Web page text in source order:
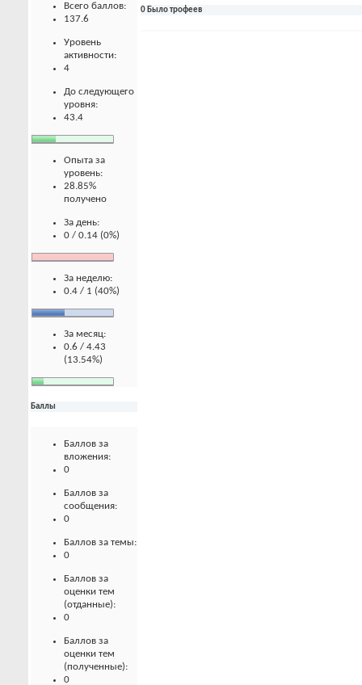
Всего баллов:
137.6
Уровень
активности:
4
До следующего
уровня:
43.4
Опыта за
уровень:
28.85%
получено
За день:
0 / 0.14 (0%)
За неделю:
0.4 / 1 (40%)
За месяц:
0.6 / 4.43
(13.54%)
Баллы
Баллов за
вложения:
0
Баллов за
сообщения:
0
Баллов за темы:
0
Баллов за
оценки тем
(отданные):
0
Баллов за
оценки тем
(полученные):
0
0 Было трофеев